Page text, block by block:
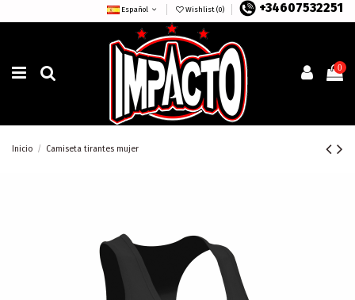
Español Wishlist (0) +34607532251
0
Inicio Camiseta tirantes mujer